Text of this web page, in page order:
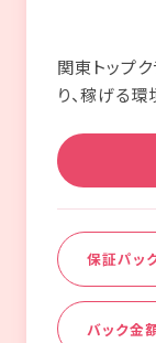
関東トップ
り、稼げる環
保証パッ
バック金